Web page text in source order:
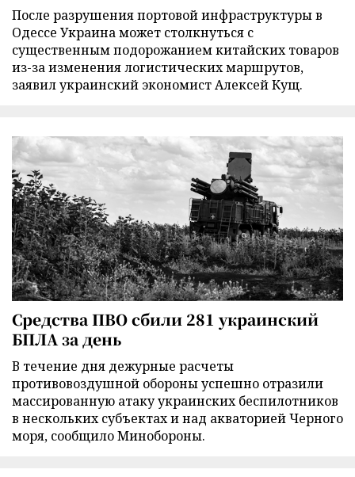
После разрушения портовой инфраструктуры в
Одессе Украина может столкнуться с
существенным подорожанием китайских товаров
из-за изменения логистических маршрутов,
заявил украинский экономист Алексей Кущ.
Средства ПВО сбили 281 украинский
БПЛА за день
В течение дня дежурные расчеты
противовоздушной обороны успешно отразили
массированную атаку украинских беспилотников
в нескольких субъектах и над акваторией Черного
моря, сообщило Минобороны.